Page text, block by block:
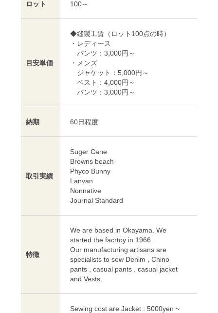
ロット 100～
目安単価
◆縫製工賃（ロット100点の時）
・レディース
パンツ：3,000円～
・メンズ
ジャケット：5,000円～
ベスト：4,000円～
パンツ：3,000円～
納期 60日程度
取引実績
Suger Cane
Browns beach
Phyco Bunny
Lanvan
Nonnative
Journal Standard
特徴
We are based in Okayama. We
started the facrtoy in 1966.
Our manufacturing artisans are
specialists to sew Denim , Chino
pants , casual pants , casual jacket
and Vests.
Sewing cost are Jacket : 5000yen ~